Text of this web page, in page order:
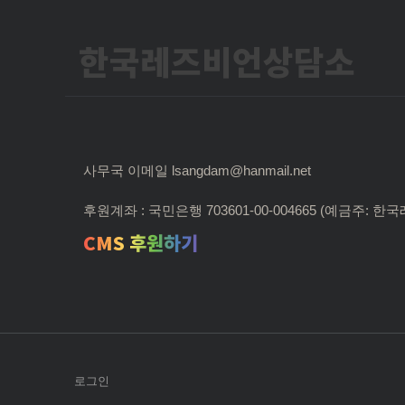
한국레즈비언상담소
사무국 이메일 lsangdam@hanmail.net
후원계좌 : 국민은행 703601-00-004665 (예금주: 한국
CMS 후원하기
로그인